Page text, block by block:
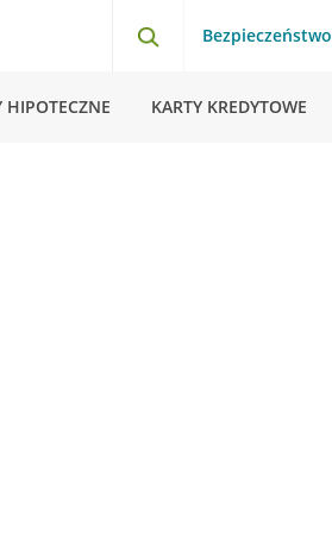
Bezpieczeństwo
HIPOTECZNE KARTY KREDYTOWE